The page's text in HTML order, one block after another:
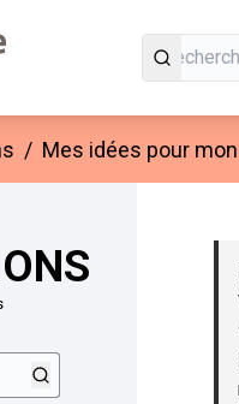
/ Mes idées pour
Passer